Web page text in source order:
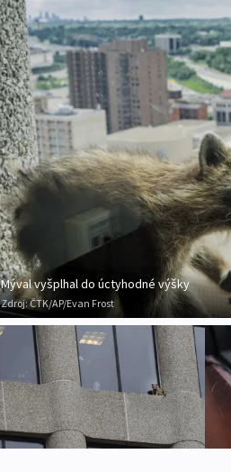
Mýval vyšplhal do úctyhodné výšky
Zdroj:ČTK/AP/Evan Frost